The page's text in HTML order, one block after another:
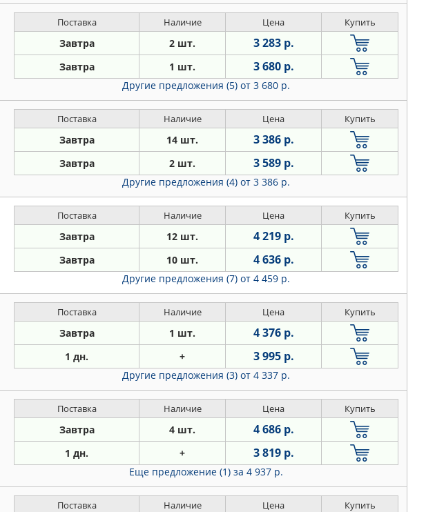
Поставка Наличие Цена Купить
Завтра 2 шт. 3 283 р.
Завтра 1 шт. 3 680 р.
Другие предложения (5) от 3 680 р.
Поставка Наличие Цена Купить
Завтра 14 шт. 3 386 р.
Завтра 2 шт. 3 589 р.
Другие предложения (4) от 3 386 р.
Поставка Наличие Цена Купить
Завтра 12 шт. 4 219 р.
Завтра 10 шт. 4 636 р.
Другие предложения (7) от 4 459 р.
Поставка Наличие Цена Купить
Завтра 1 шт. 4 376 р.
1 дн. + 3 995 р.
Другие предложения (3) от 4 337 р.
Поставка Наличие Цена Купить
Завтра 4 шт. 4 686 р.
1 дн. + 3 819 р.
Еще предложение (1) за 4 937 р.
Поставка Наличие Цена Купить